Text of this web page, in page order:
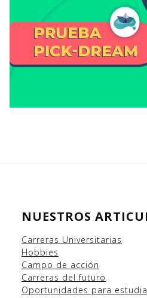
NUESTROS
Carreras Universitarias
Hobbies
Campo de acción
Carreras del futuro
Oportunidades para